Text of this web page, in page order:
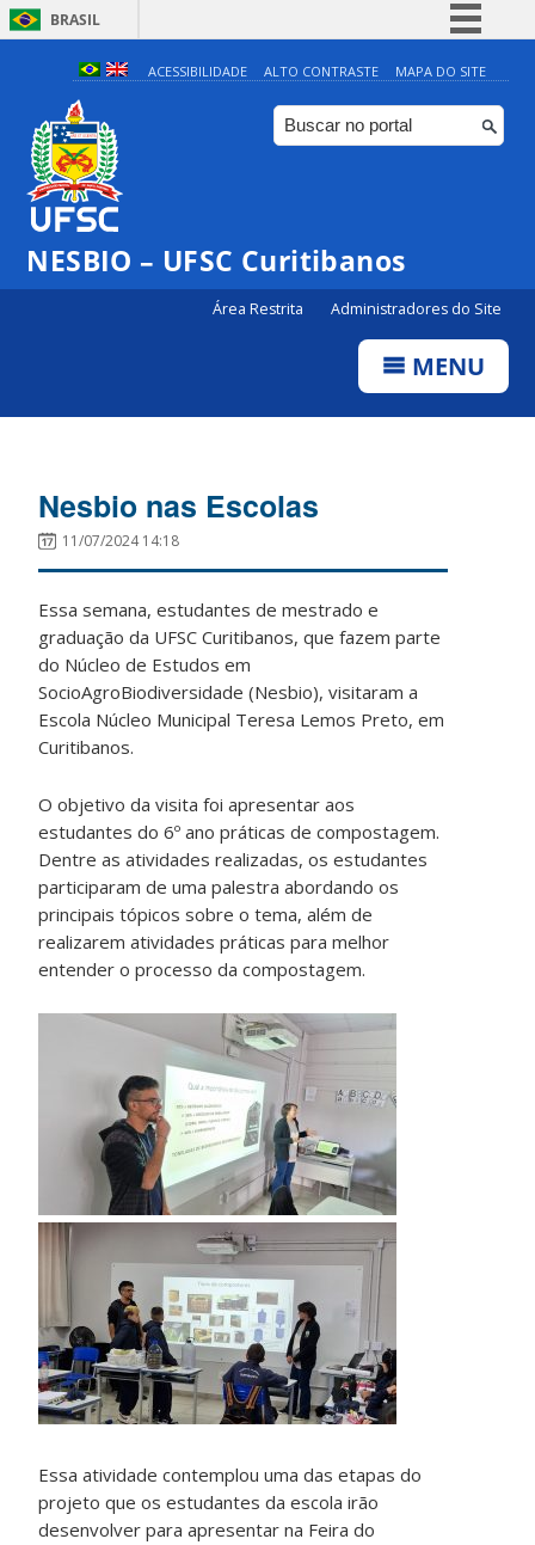
BRASIL
Simplifique!
Comunica BR
Participe
Canais
ACESSIBILIDADE ALTO CONTRASTE MAPA DO SITE
NESBIO – UFSC Curitibanos
Área Restrita Administradores do Site
MENU
Nesbio nas Escolas
11/07/2024 14:18
Essa semana, estudantes de mestrado e
graduação da UFSC Curitibanos, que fazem parte
do Núcleo de Estudos em
SocioAgroBiodiversidade (Nesbio), visitaram a
Escola Núcleo Municipal Teresa Lemos Preto, em
Curitibanos.
O objetivo da visita foi apresentar aos
estudantes do 6º ano práticas de compostagem.
Dentre as atividades realizadas, os estudantes
participaram de uma palestra abordando os
principais tópicos sobre o tema, além de
realizarem atividades práticas para melhor
entender o processo da compostagem.
Essa atividade contemplou uma das etapas do
projeto que os estudantes da escola irão
desenvolver para apresentar na Feira do